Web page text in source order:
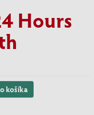
Hours
košíka